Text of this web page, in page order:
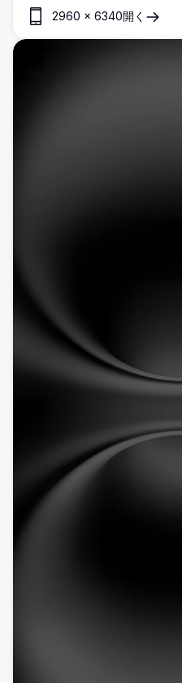
れたカラースキームを組み合
供します。
2960 × 6340開く